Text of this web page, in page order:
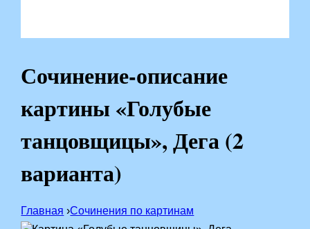
Сочинение-описание
картины «Голубые
танцовщицы», Дега (2
варианта)
Главная ›Сочинения по картинам